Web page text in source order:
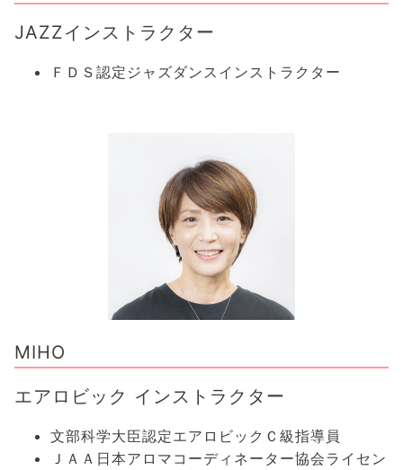
JAZZインストラクター
ＦＤＳ認定ジャズダンスインストラクター
MIHO
エアロビック インストラクター
文部科学大臣認定エアロビックＣ級指導員
ＪＡＡ日本アロマコーディネーター協会ライセン